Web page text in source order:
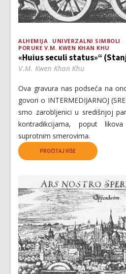
ALHEMIJA
UNIVERZALNI SIMBOLI
PORUKE V.M. KWEN KHAN KHU
«Huius seculi status»“
V.M. Kwen Khan Khu
Ova gravura nas podseća na
govori o INTERMEDIJARNOJ
smo zarobljenici u središnjoj
kontradikcijama, poput
suprotnim smerovima.
PROČITAJ VIŠE